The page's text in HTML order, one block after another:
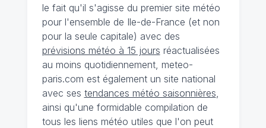
le fait qu'il s'agisse du premier site météo
pour l'ensemble de Ile-de-France (et non
pour la seule capitale) avec des
prévisions météo à 15 jours réactualisées
au moins quotidiennement, meteo-
paris.com est également un site national
avec ses tendances météo saisonnières,
ainsi qu'une formidable compilation de
tous les liens météo utiles que l'on peut